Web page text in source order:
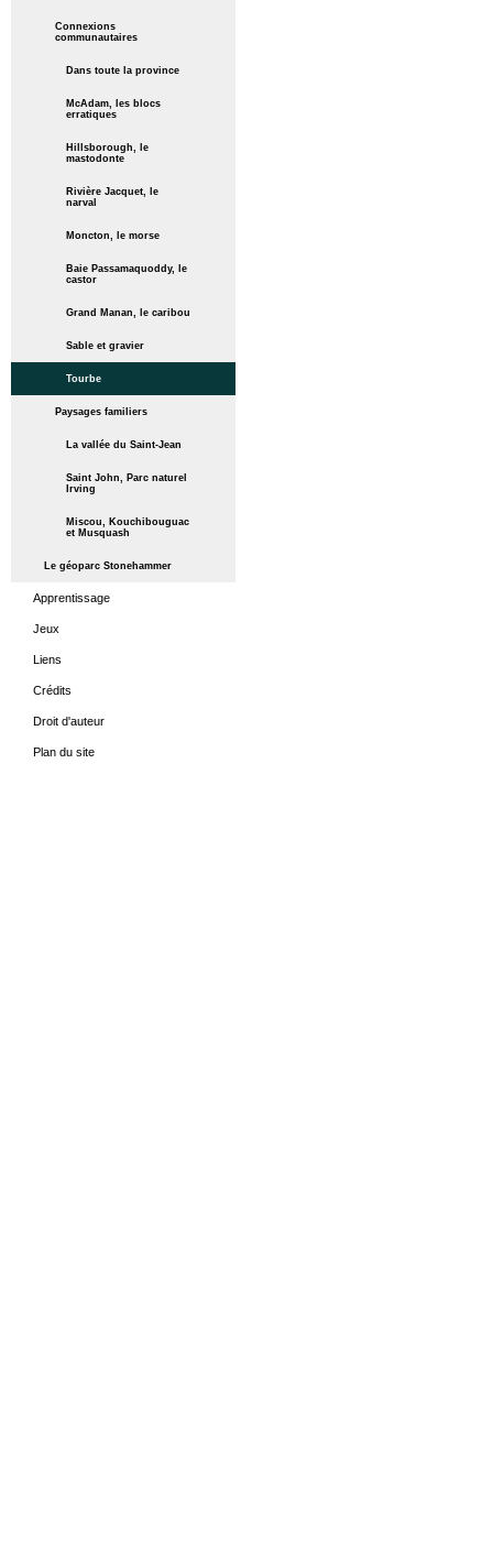
Connexions
communautaires
Dans toute la province
McAdam, les blocs
erratiques
Hillsborough, le
mastodonte
Rivière Jacquet, le
narval
Moncton, le morse
Baie Passamaquoddy, le
castor
Grand Manan, le caribou
Sable et gravier
Tourbe
Paysages familiers
La vallée du Saint-Jean
Saint John, Parc naturel
Irving
Miscou, Kouchibouguac
et Musquash
Le géoparc Stonehammer
Apprentissage
Jeux
Liens
Crédits
Droit d'auteur
Plan du site